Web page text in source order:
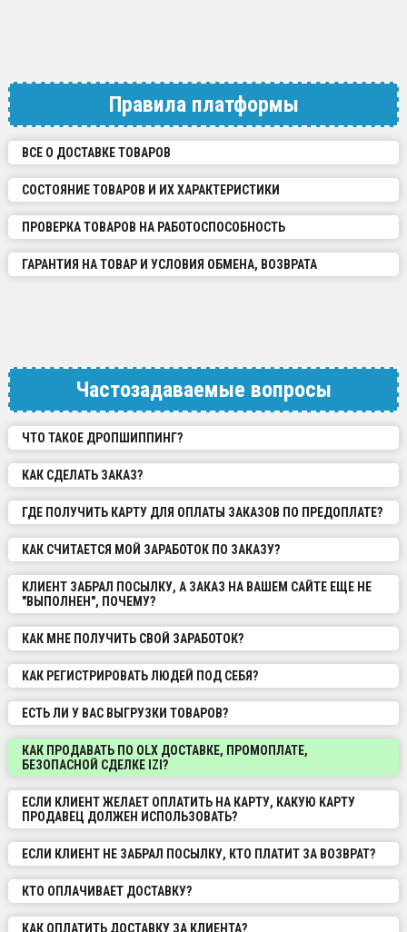
Правила платформы
ВСЕ О ДОСТАВКЕ ТОВАРОВ
СОСТОЯНИЕ ТОВАРОВ И ИХ ХАРАКТЕРИСТИКИ
ПРОВЕРКА ТОВАРОВ НА РАБОТОСПОСОБНОСТЬ
ГАРАНТИЯ НА ТОВАР И УСЛОВИЯ ОБМЕНА, ВОЗВРАТА
Частозадаваемые вопросы
ЧТО ТАКОЕ ДРОПШИППИНГ?
КАК СДЕЛАТЬ ЗАКАЗ?
ГДЕ ПОЛУЧИТЬ КАРТУ ДЛЯ ОПЛАТЫ ЗАКАЗОВ ПО ПРЕДОПЛАТЕ?
КАК СЧИТАЕТСЯ МОЙ ЗАРАБОТОК ПО ЗАКАЗУ?
КЛИЕНТ ЗАБРАЛ ПОСЫЛКУ, А ЗАКАЗ НА ВАШЕМ САЙТЕ ЕЩЕ НЕ
"ВЫПОЛНЕН", ПОЧЕМУ?
КАК МНЕ ПОЛУЧИТЬ СВОЙ ЗАРАБОТОК?
КАК РЕГИСТРИРОВАТЬ ЛЮДЕЙ ПОД СЕБЯ?
ЕСТЬ ЛИ У ВАС ВЫГРУЗКИ ТОВАРОВ?
КАК ПРОДАВАТЬ ПО OLX ДОСТАВКЕ, ПРОМОПЛАТЕ,
БЕЗОПАСНОЙ СДЕЛКЕ IZI?
ЕСЛИ КЛИЕНТ ЖЕЛАЕТ ОПЛАТИТЬ НА КАРТУ, КАКУЮ КАРТУ
ПРОДАВЕЦ ДОЛЖЕН ИСПОЛЬЗОВАТЬ?
ЕСЛИ КЛИЕНТ НЕ ЗАБРАЛ ПОСЫЛКУ, КТО ПЛАТИТ ЗА ВОЗВРАТ?
КТО ОПЛАЧИВАЕТ ДОСТАВКУ?
КАК ОПЛАТИТЬ ДОСТАВКУ ЗА КЛИЕНТА?